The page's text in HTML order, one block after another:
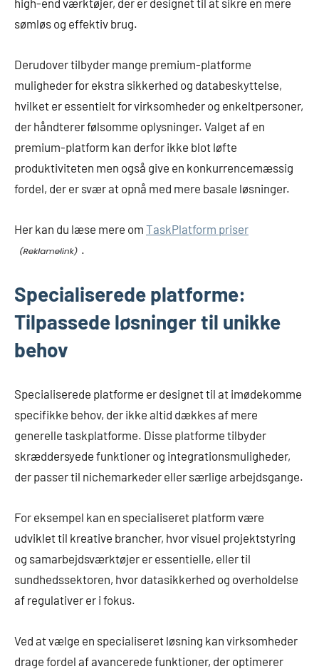
sømløs og effektiv brug.
Derudover tilbyder mange premium-platforme
muligheder for ekstra sikkerhed og databeskyttelse,
hvilket er essentielt for virksomheder og enkeltpersoner,
der håndterer følsomme oplysninger. Valget af en
premium-platform kan derfor ikke blot løfte
produktiviteten men også give en konkurrencemæssig
fordel, der er svær at opnå med mere basale løsninger.
Her kan du læse mere om TaskPlatform priser
.
Specialiserede platforme:
Tilpassede løsninger til unikke
behov
Specialiserede platforme er designet til at imødekomme
specifikke behov, der ikke altid dækkes af mere
generelle taskplatforme. Disse platforme tilbyder
skræddersyede funktioner og integrationsmuligheder,
der passer til nichemarkeder eller særlige arbejdsgange.
For eksempel kan en specialiseret platform være
udviklet til kreative brancher, hvor visuel projektstyring
og samarbejdsværktøjer er essentielle, eller til
sundhedssektoren, hvor datasikkerhed og overholdelse
af regulativer er i fokus.
Ved at vælge en specialiseret løsning kan virksomheder
drage fordel af avancerede funktioner, der optimerer